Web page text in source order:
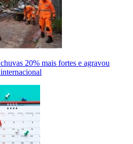
20% mais fortes e agravou